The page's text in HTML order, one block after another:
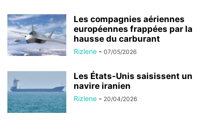
Les compagnies aériennes
européennes frappées par la
hausse du carburant
Rizlene - 07/05/2026
Les États-Unis saisissent un
navire iranien
Rizlene - 20/04/2026